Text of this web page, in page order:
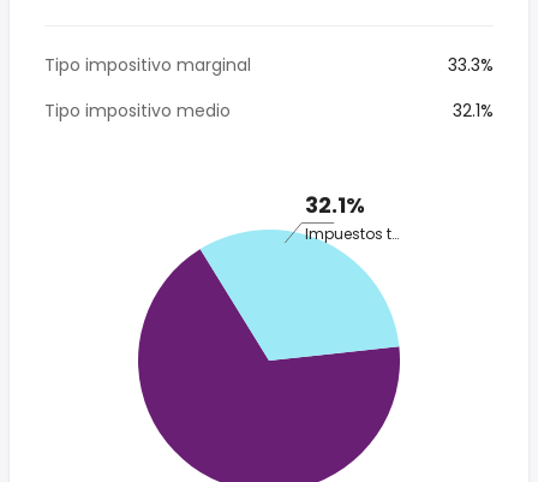
Tipo impositivo marginal
33.3%
Tipo impositivo medio
32.1%
32.1%
Impuestos totales